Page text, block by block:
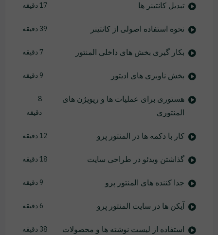
تبدیل کانتینر ها 17 دقیقه
نحوه استفاده اصولی از کانتینر 39 دقیقه
بکار گیری بخش های داخلی المنتور 7 دقیقه
بخش ناوبری های ادیتور 9 دقیقه
هستوری برای عملیات ها و ریویژن های
المنتوری
8
دقیقه
کار با دکمه ها در المنتور پرو 12 دقیقه
گذاشتن ویدئو در طراحی سایت 18 دقیقه
جدا کننده های المنتور پرو 9 دقیقه
آیکن ها در سایت المنتور پرو 6 دقیقه
استفاده از لیست نوشته ها و محصولات 38 دقیقه